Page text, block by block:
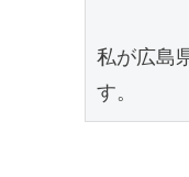
私が広島
す。